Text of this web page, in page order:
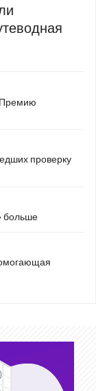
Премию
проверку
больше